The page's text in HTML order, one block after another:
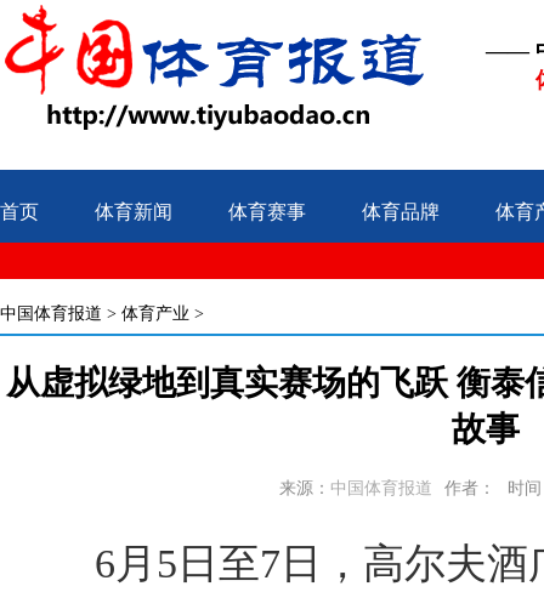
——
首页 体育新闻 体育赛事 体育品牌 体育
中国体育报道 > 体育产业 >
从虚拟绿地到真实赛场的飞跃 衡泰
故事
来源： 中国体育报道 作者： 时间
6月5日至7日，高尔夫酒